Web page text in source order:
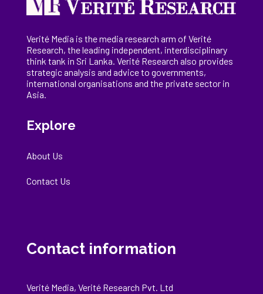
Verité Media is the media research arm of Verité
Research, theleading independent, interdisciplinary
think tank in Sri Lanka. Verité Research also provides
strategic analysis and advice to governments,
international organisations and the private sector in
Asia.
Explore
About Us
Contact Us
Contact information
Verité Media, Verité Research Pvt. Ltd